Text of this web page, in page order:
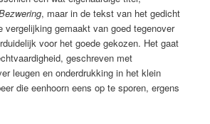
, maar in de tekst van het gedicht
vergelijking gemaakt van goed tegenover
voor het goede gekozen. Het gaat
geschreven met
leugen en onderdrukking in het klein
die eenhoorn eens op te sporen, ergens